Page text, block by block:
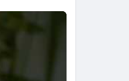
đầu tư đa
xu hướng
khẩu từ
việc giảm rủi